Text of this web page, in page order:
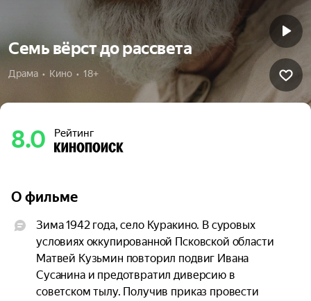
Семь вёрст до рассвета
Драма  •  Кино  •  18+
8.0 Рейтинг
О фильме
Зима 1942 года, село Куракино. В суровых
условиях оккупированной Псковской области
Матвей Кузьмин повторил подвиг Ивана
Сусанина и предотвратил диверсию в
советском тылу. Получив приказ провести